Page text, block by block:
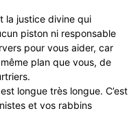
la justice divine qui
piston ni responsable
pour vous aider, car
plan que vous, de
longue très longue. C’est
et vos rabbins